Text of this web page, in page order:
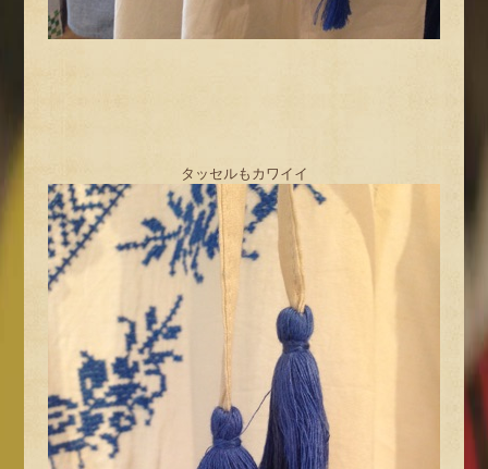
タッセルもカワイイ